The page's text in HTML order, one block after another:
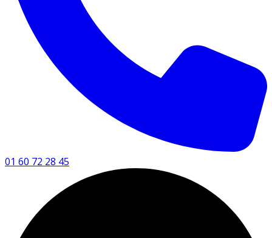
01 60 72 28 45